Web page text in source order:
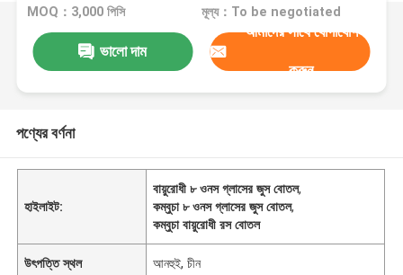
MOQ：3,000 পিসি মূল্য：To be negotiated
ভালো দাম
আমাদের সাথে যোগাযোগ
করুন
পণ্যের বর্ণনা
হাইলাইট:
বায়ুরোধী ৮ ওনস গ্লাসের জুস বোতল,
কম্বুচা ৮ ওনস গ্লাসের জুস বোতল,
কম্বুচা বায়ুরোধী রস বোতল
উৎপত্তি স্থল আনহুই, চীন